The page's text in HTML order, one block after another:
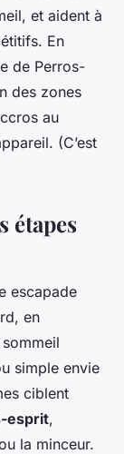
et aident à
En
de Perros-
des zones
au
(C’est
étapes
escapade
en
simple envie
ciblent
esprit,
la minceur.